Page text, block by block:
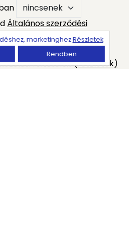
marketinghezRészletek
Rendben
Általános szerződési
feltételeit(részletek)